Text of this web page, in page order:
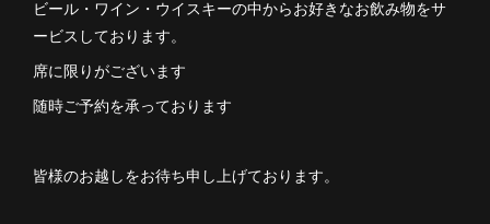
ビール・ワイン・ウイスキーの中からお好きなお飲み物をサ
ービスしております。
席に限りがございます
随時ご予約を承っております
皆様のお越しをお待ち申し上げております。